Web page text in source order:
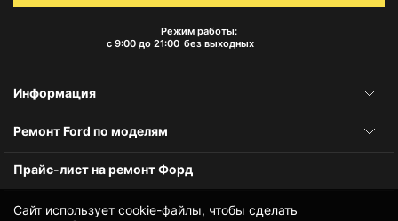
Сайт использует cookie-файлы, чтобы сделать
Режим работы:
с 9:00 до 21:00 без выходных
Информация
Ремонт Ford по моделям
Прайс-лист на ремонт Форд